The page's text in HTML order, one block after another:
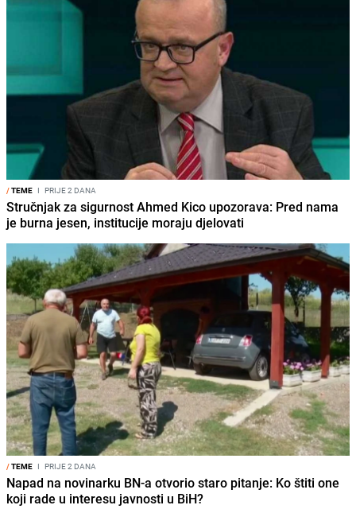
/TEME I PRIJE 2 DANA
Stručnjak za sigurnost Ahmed Kico upozorava: Pred nama
je burna jesen, institucije moraju djelovati
/TEME I PRIJE 2 DANA
Napad na novinarku BN-a otvorio staro pitanje: Ko štiti one
koji rade u interesu javnosti u BiH?